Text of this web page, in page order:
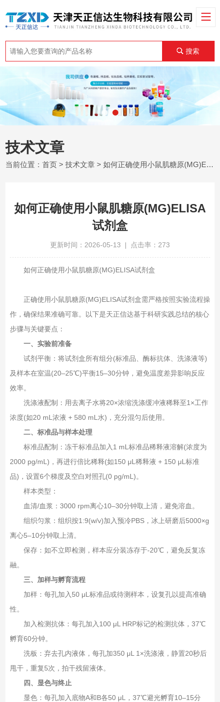
搜索
技术文章
当前位置：首页 >技术文章 > 如何正确使用小鼠肌糖原(MG)ELISA试剂盒
如何正确使用小鼠肌糖原(MG)ELISA
试剂盒
更新时间：2026-05-13 | 点击率：273
如何正确使用小鼠肌糖原(MG)ELISA试剂盒
正确使用小鼠肌糖原(MG)ELISA试剂盒‌需严格按照实验流程操
作，确保结果准确可靠。以下是天正信达基于科研实践总结的核心
步骤与关键要点：
一、实验前准备
试剂平衡‌：将试剂盒所有组分(标准品、酶标抗体、洗涤液等)
及样本在室温(20–25℃)平衡15–30分钟，避免温度差异影响反应
效率。
洗涤液配制‌：用去离子水将20×浓缩洗涤缓冲液稀释至1×工作
浓度(如20 mL浓液 + 580 mL水)，充分混匀后使用。
二、标准品与样本处理
标准品配制‌：冻干标准品加入1 mL标准品稀释液溶解(浓度为
2000 pg/mL)，再进行倍比稀释(如150 μL稀释液 + 150 μL标准
品)，设置6个梯度及空白对照孔(0 pg/mL)。
样本类型‌：
血清/血浆‌：3000 rpm离心10–30分钟取上清，避免溶血。
组织匀浆‌：组织按1:9(w/v)加入预冷PBS，冰上研磨后5000×g
离心5–10分钟取上清。
保存‌：如不立即检测，样本应分装冻存于-20℃，避免反复冻
融。
三、加样与孵育流程
加样‌：每孔加入50 μL标准品或待测样本，设复孔以提高准确
性。
加入检测抗体‌：每孔加入100 μL HRP标记的检测抗体，37℃
孵育60分钟。
洗板‌：弃去孔内液体，每孔加350 μL 1×洗涤液，静置20秒后
甩干，重复5次，拍干残留液体。
四、显色与终止
显色‌：每孔加入底物A和B各50 μL，37℃避光孵育10–15分